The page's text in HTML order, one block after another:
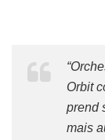
Orbit
prend
mais